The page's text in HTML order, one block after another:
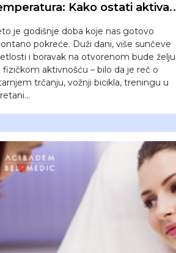
Kako ostati aktivan
je godišnje doba koje nas gotovo
pokreće. Duži dani, više sunčeve
i boravak na otvorenom bude želju
fizičkom aktivnošću – bilo da je reč o
trčanju, vožnji bicikla, treningu u